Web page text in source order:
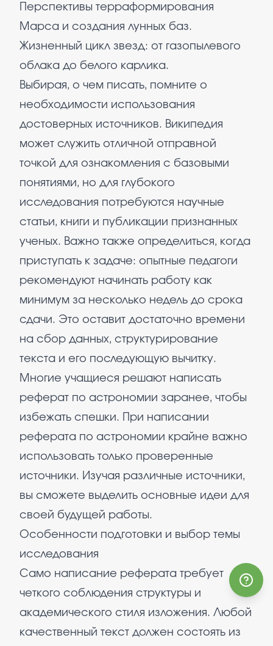
Перспективы терраформирования
Марса и создания лунных баз.
Жизненный цикл звезд: от газопылевого
облака до белого карлика.
Выбирая, о чем писать, помните о
необходимости использования
достоверных источников. Википедия
может служить отличной отправной
точкой для ознакомления с базовыми
понятиями, но для глубокого
исследования потребуются научные
статьи, книги и публикации признанных
ученых. Важно также определиться, когда
приступать к задаче: опытные педагоги
рекомендуют начинать работу как
минимум за несколько недель до срока
сдачи. Это оставит достаточно времени
на сбор данных, структурирование
текста и его последующую вычитку.
Многие учащиеся решают написать
реферат по астрономии заранее, чтобы
избежать спешки. При написании
реферата по астрономии крайне важно
использовать только проверенные
источники. Изучая различные источники,
вы сможете выделить основные идеи для
своей будущей работы.
Особенности подготовки и выбор темы
исследования
Само написание реферата требует
четкого соблюдения структуры и
академического стиля изложения. Любой
качественный текст должен состоять из